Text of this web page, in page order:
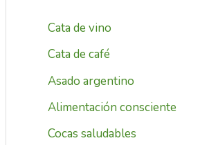
Cata de vino
Cata de café
Asado argentino
Alimentación consciente
Cocas saludables